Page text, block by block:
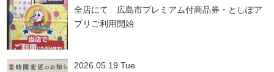
全店にて 広島市プレミアム付商品券・としぽア
プリご利用開始
2026.05.19 Tue